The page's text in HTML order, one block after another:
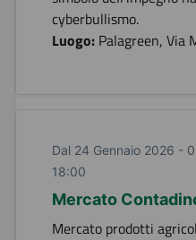
cyberbullismo.
Luogo: Palagreen, Via
Dal 24 Gennaio 2026 -
18:00
Mercato
Mercato prodotti